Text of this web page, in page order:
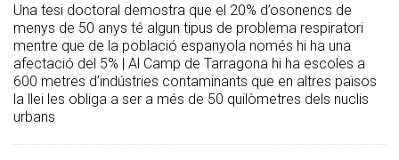
Una tesi doctoral demostra que el 20% d’osonencs de
menys de 50 anys té algun tipus de problema respiratori
mentre que de la població espanyola només hi ha una
afectació del 5% | Al Camp de Tarragona hi ha escoles a
600 metres d’indústries contaminants que en altres països
la llei les obliga a ser a més de 50 quilòmetres dels nuclis
urbans